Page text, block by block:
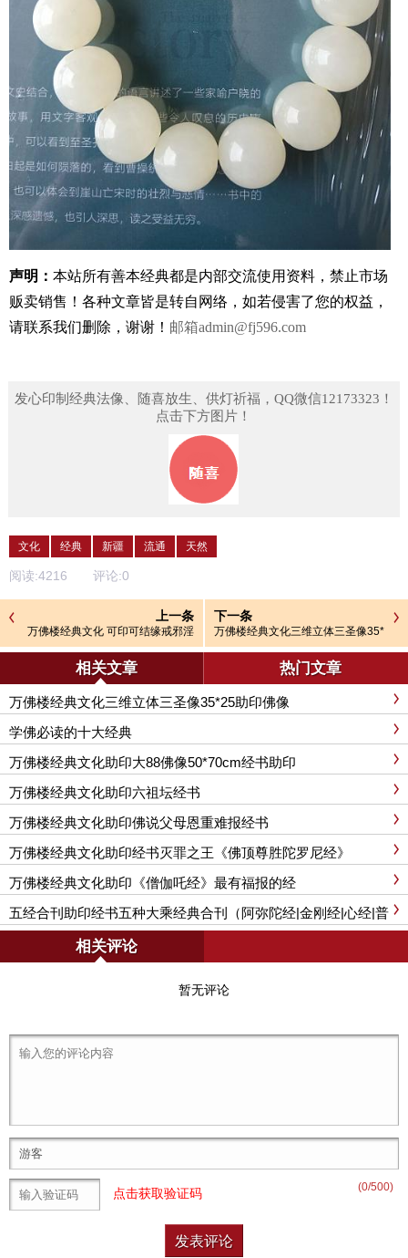
声明： 本站所有善本经典都是内部交流使用资料，禁止市场
贩卖销售！ 各种文章皆是转自网络，如若侵害了您的权益，
请联系我们删除，谢谢！ 邮箱admin@fj596.com
发心印制经典法像、随喜放生、供灯祈福，QQ微信12173323！
点击下方图片！
文化 经典 新疆 流通 天然
阅读:4216 评论:0
上一条
万佛楼经典文化 可印可结缘戒邪淫
善书《寿康宝鉴》经书助印结缘
下一条
万佛楼经典文化三维立体三圣像35*
25助印佛像
相关文章 热门文章
万佛楼经典文化三维立体三圣像35*25助印佛像
学佛必读的十大经典
万佛楼经典文化助印大88佛像50*70cm经书助印
万佛楼经典文化助印六祖坛经书
万佛楼经典文化助印佛说父母恩重难报经书
万佛楼经典文化助印经书灭罪之王《佛顶尊胜陀罗尼经》
万佛楼经典文化助印《僧伽吒经》最有福报的经
五经合刊助印经书五种大乘经典合刊（阿弥陀经|金刚经|心经|普
门品|大悲咒）
相关评论
暂无评论
(0/500)
点击获取验证码